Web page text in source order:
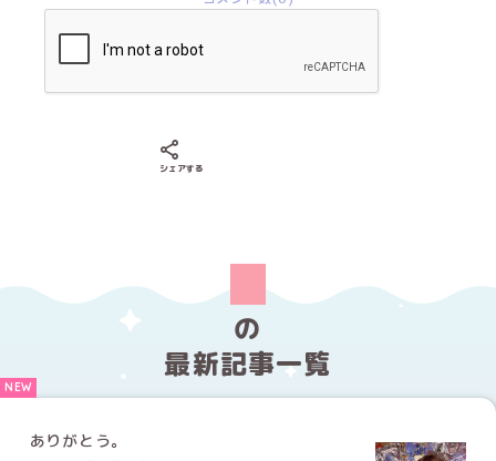
シェアする
の
最新記事一覧
ありがとう。